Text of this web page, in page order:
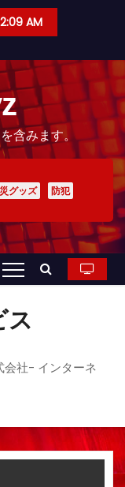
AM
含みます。
グッズ
防犯
ス
会社- インターネ